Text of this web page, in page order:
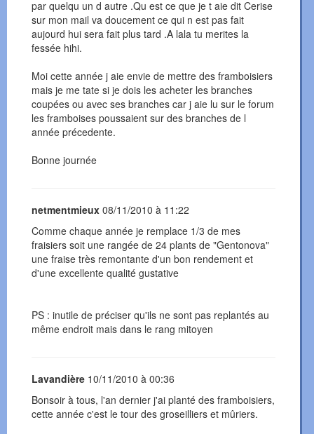
par quelqu un d autre .Qu est ce que je t aie dit Cerise
sur mon mail va doucement ce qui n est pas fait
aujourd hui sera fait plus tard .A lala tu merites la
fessée hihi.
Moi cette année j aie envie de mettre des framboisiers
mais je me tate si je dois les acheter les branches
coupées ou avec ses branches car j aie lu sur le forum
les framboises poussaient sur des branches de l
année précedente.
Bonne journée
netmentmieux 08/11/2010 à 11:22
Comme chaque année je remplace 1/3 de mes
fraisiers soit une rangée de 24 plants de "Gentonova"
une fraise très remontante d'un bon rendement et
d'une excellente qualité gustative
PS : inutile de préciser qu'ils ne sont pas replantés au
même endroit mais dans le rang mitoyen
Lavandière 10/11/2010 à 00:36
Bonsoir à tous, l'an dernier j'ai planté des framboisiers,
cette année c'est le tour des groseilliers et mûriers.